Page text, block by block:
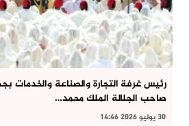
رئيس غرفة التجارة والصناعة
صاحب الجلالة الملك محمد…
30 يوليو 2026 14:46